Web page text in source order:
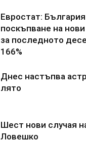
Евростат:
поскъпване на
за последното
166%
Днес настъпва
лято
Шест нови случая
Ловешко